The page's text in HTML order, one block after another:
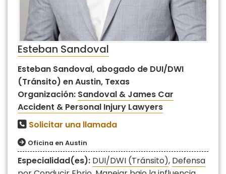
Esteban Sandoval
Esteban Sandoval, abogado de DUI/DWI
(Tránsito) en Austin, Texas
Organización: Sandoval & James Car
Accident & Personal Injury Lawyers
Solicitar una llamada
Oficina en Austin
Especialidad(es): DUI/DWI (Tránsito), Defensa